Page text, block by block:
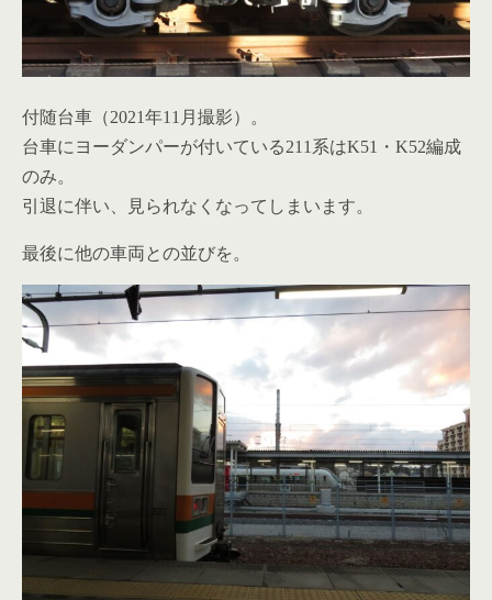
付随台車（2021年11月撮影）。
台車にヨーダンパーが付いている211系はK51・K52編成
のみ。
引退に伴い、見られなくなってしまいます。
最後に他の車両との並びを。